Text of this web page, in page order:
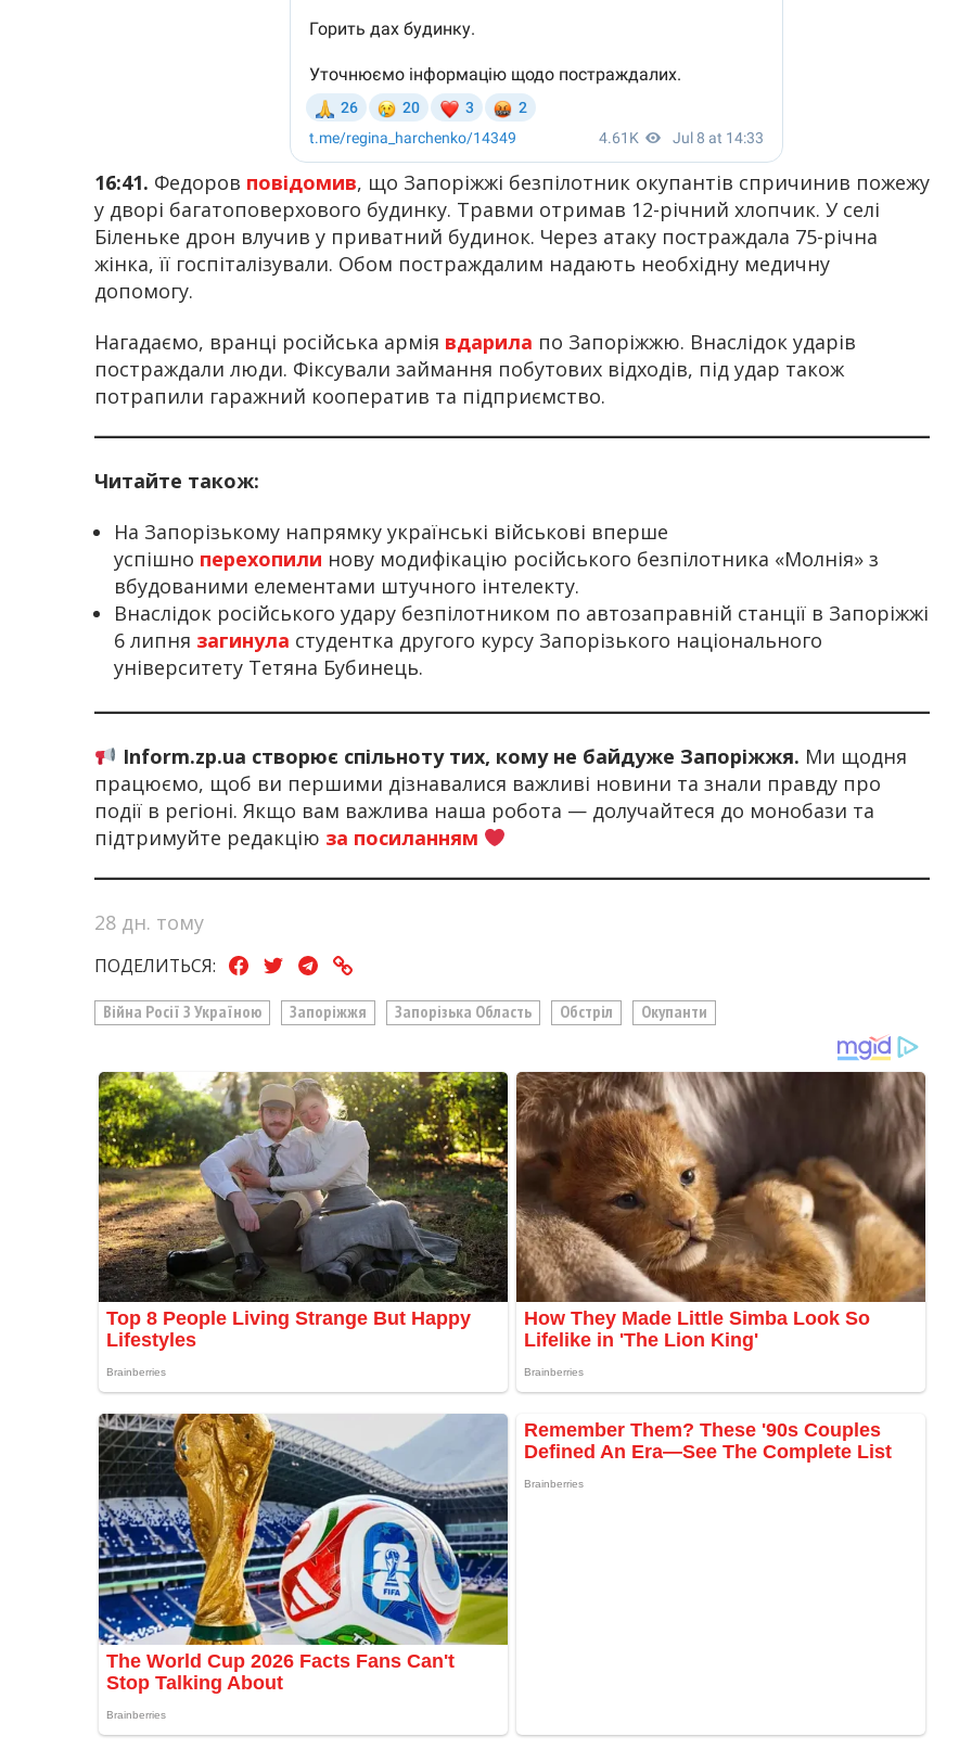
16:41. Федоров повідомив, що Запоріжжі безпілотник окупантів спричинив пожежу
у дворі багатоповерхового будинку. Травми отримав 12-річний хлопчик. У селі
Біленьке дрон влучив у приватний будинок. Через атаку постраждала 75-річна
жінка, її госпіталізували. Обом постраждалим надають необхідну медичну
допомогу.
Нагадаємо, вранці російська армія вдарила по Запоріжжю. Внаслідок ударів
постраждали люди. Фіксували займання побутових відходів, під удар також
потрапили гаражний кооператив та підприємство.
Читайте також:
На Запорізькому напрямку українські військові вперше
успішно перехопили нову модифікацію російського безпілотника «Молнія» з
вбудованими елементами штучного інтелекту.
Внаслідок російського удару безпілотником по автозаправній станції в Запоріжжі
6 липня загинула студентка другого курсу Запорізького національного
університету Тетяна Бубинець.
Inform.zp.ua створює спільноту тих, кому не байдуже Запоріжжя. Ми щодня
працюємо, щоб ви першими дізнавалися важливі новини та знали правду про
події в регіоні. Якщо вам важлива наша робота — долучайтеся до монобази та
підтримуйте редакцію за посиланням
28 дн. тому
ПОДЕЛИТЬСЯ:
Війна Росії З Україною Запоріжжя Запорізька Область Обстріл Окупанти